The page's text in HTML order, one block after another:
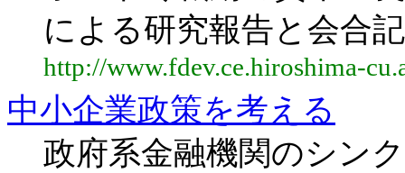
による研究報告と会合
http://www.fdev.ce.hiroshima-
中小企業政策を考える
政府系金融機関のシン